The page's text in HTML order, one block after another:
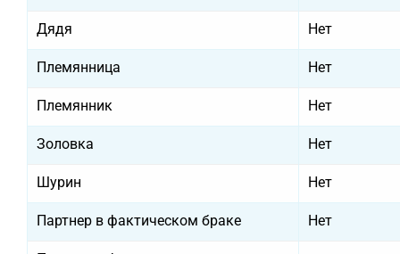
Дядя Нет
Племянница Нет
Племянник Нет
Золовка Нет
Шурин Нет
Партнер в фактическом браке Нет